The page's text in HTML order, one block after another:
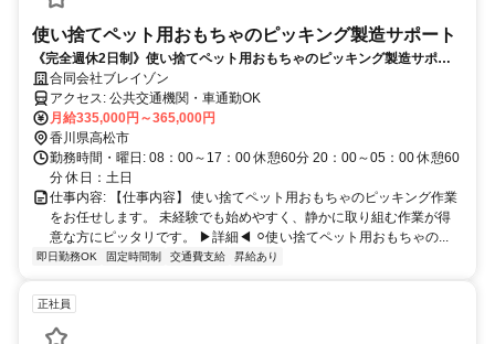
使い捨てペット用おもちゃのピッキング製造サポート
《完全週休2日制》使い捨てペット用おもちゃのピッキング製造サポー
ト！即入社OK♪
合同会社ブレイゾン
アクセス: 公共交通機関・車通勤OK
月給335,000円～365,000円
香川県高松市
勤務時間・曜日: 08：00～17：00 休憩60分 20：00～05：00 休憩60
分 休日：土日
仕事内容: 【仕事内容】 使い捨てペット用おもちゃのピッキング作業
をお任せします。 未経験でも始めやすく、静かに取り組む作業が得
意な方にピッタリです。 ▶詳細◀︎ ⚪︎使い捨てペット用おもちゃの...
即日勤務OK 固定時間制 交通費支給 昇給あり
正社員